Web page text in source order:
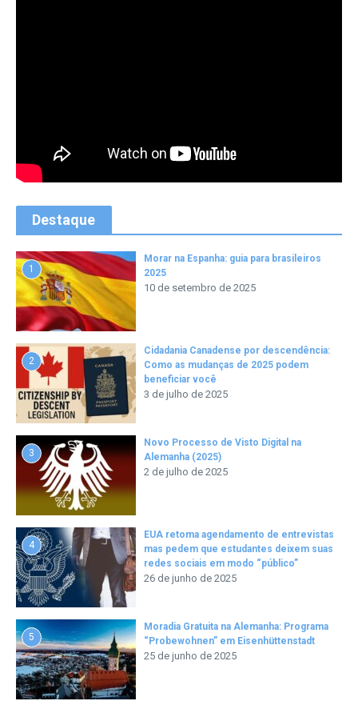
Destaque
1
Morar na Espanha: guia para brasileiros
2025
10 de setembro de 2025
2
Cidadania Canadense por descendência:
Como as mudanças de 2025 podem
beneficiar você
3 de julho de 2025
3
Novo Processo de Visto Digital na
Alemanha (2025)
2 de julho de 2025
4
EUA retoma agendamento de entrevistas
mas pedem que estudantes deixem suas
redes sociais em modo “público”
26 de junho de 2025
5
Moradia Gratuita na Alemanha: Programa
“Probewohnen” em Eisenhüttenstadt
25 de junho de 2025